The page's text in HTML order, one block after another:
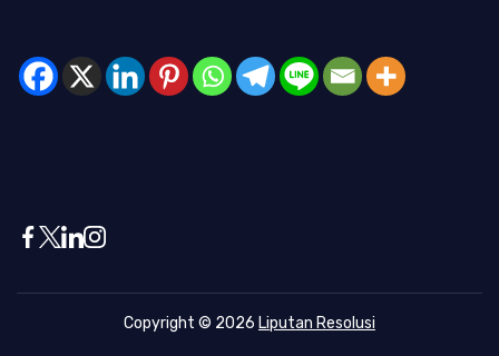
Copyright © 2026 Liputan Resolusi